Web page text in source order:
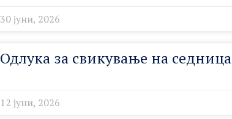
30 јуни, 2026
Одлука за свикување на седница
12 јуни, 2026